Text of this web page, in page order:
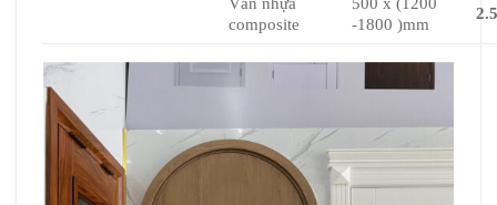
Ván nhựa
composite
500 x (1200
-1800 )mm